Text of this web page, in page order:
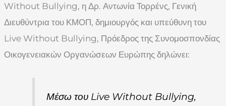
Without Bullying, η Δρ. Αντωνία Τορρένς, Γενική
Διευθύντρια του ΚΜΟΠ, δημιουργός και υπεύθυνη του
Live Without Bullying, Πρόεδρος της Συνομοσπονδίας
Οικογενειακών Οργανώσεων Ευρώπης δηλώνει:
Μέσω του Live Without Bullying,